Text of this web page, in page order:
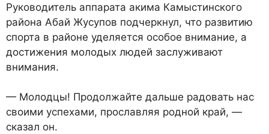
Руководитель аппарата акима Камыстинского
района Абай Жусупов подчеркнул, что развитию
спорта в районе уделяется особое внимание, а
достижения молодых людей заслуживают
внимания.
— Молодцы! Продолжайте дальше радовать нас
своими успехами, прославляя родной край, —
сказал он.